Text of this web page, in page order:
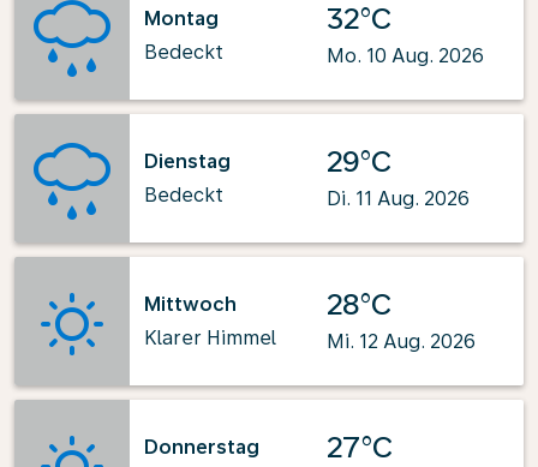
Montag
Bedeckt
32°C
Mo. 10 Aug. 2026
Dienstag
Bedeckt
29°C
Di. 11 Aug. 2026
Mittwoch
Klarer Himmel
28°C
Mi. 12 Aug. 2026
Donnerstag
27°C